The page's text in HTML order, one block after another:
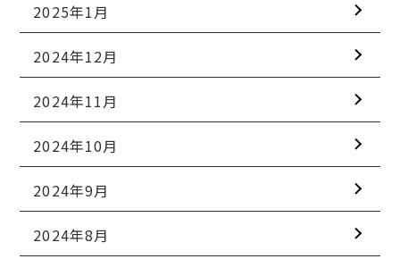
2025年1月
2024年12月
2024年11月
2024年10月
2024年9月
2024年8月